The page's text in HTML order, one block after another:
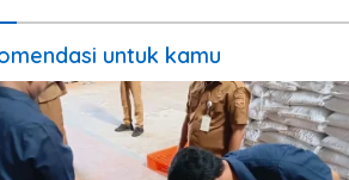
untuk kamu